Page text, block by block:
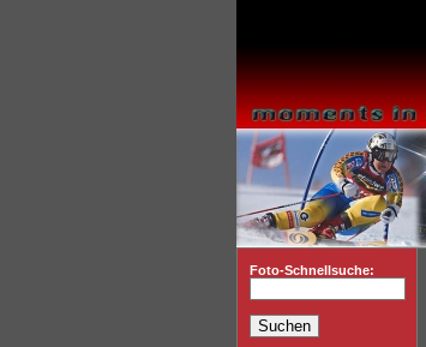
Foto-Schnellsuche: